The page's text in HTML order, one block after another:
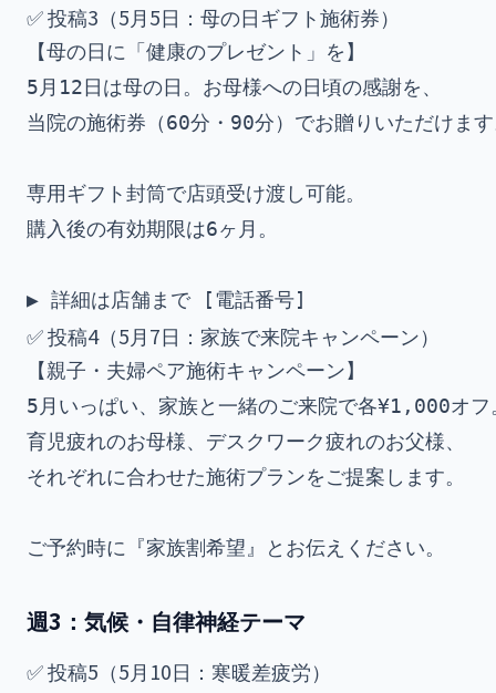
✅ 投稿3（5月5日：母の日ギフト施術券）
【母の日に「健康のプレゼント」を】
5月12日は母の日。お母様への日頃の感謝を、
当院の施術券（60分・90分）でお贈りいただけま
専用ギフト封筒で店頭受け渡し可能。
購入後の有効期限は6ヶ月。
✅ 投稿4（5月7日：家族で来院キャンペーン）
【親子・夫婦ペア施術キャンペーン】
5月いっぱい、家族と一緒のご来院で各¥1,000オフ
育児疲れのお母様、デスクワーク疲れのお父様、
それぞれに合わせた施術プランをご提案します。
週3：気候・自律神経テーマ
✅ 投稿5（5月10日：寒暖差疲労）